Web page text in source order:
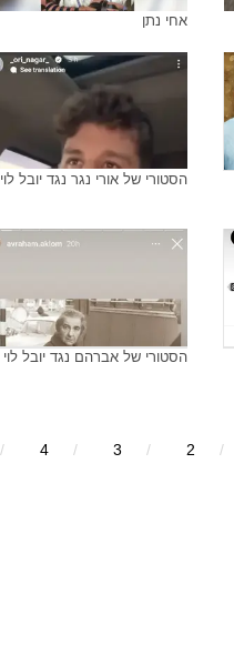
אחי נתן
הסטורי של אורי נגר נגד יובל לוי
הסטורי של אברהם נגד יובל לוי
2
3
4